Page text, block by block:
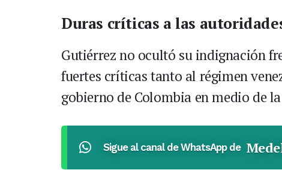
Duras críticas a las
Gutiérrez no ocultó su indignación
fuertes críticas tanto al régimen
gobierno de Colombia en medio de
Sigue al canal de WhatsApp de